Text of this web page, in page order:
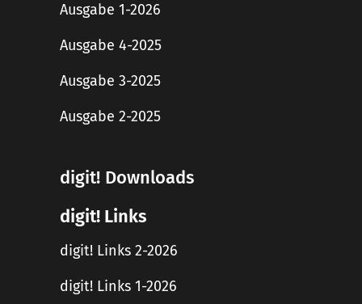
Ausgabe 1-2026
Ausgabe 4-2025
Ausgabe 3-2025
Ausgabe 2-2025
digit! Downloads
digit! Links
digit! Links 2-2026
digit! Links 1-2026